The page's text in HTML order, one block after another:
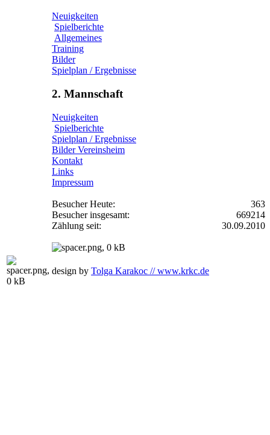
Neuigkeiten
Spielberichte
Allgemeines
Training
Bilder
Spielplan / Ergebnisse
2. Mannschaft
Neuigkeiten
Spielberichte
Spielplan / Ergebnisse
Bilder Vereinsheim
Kontakt
Links
Impressum
Besucher Heute:
363
Besucher insgesamt:
669214
Zählung seit:
30.09.2010
design by Tolga Karakoc // www.krkc.de